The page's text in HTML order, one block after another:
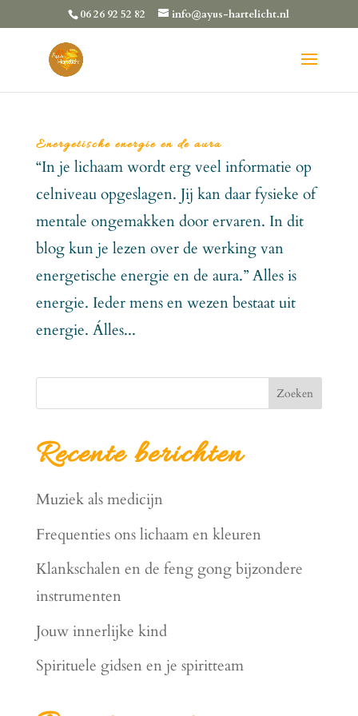
06 26 92 52 82 info@ayus-hartelicht.nl
Energetische energie en de aura
“In je lichaam wordt erg veel informatie op
celniveau opgeslagen. Jij kan daar fysieke of
mentale ongemakken door ervaren. In dit
blog kun je lezen over de werking van
energetische energie en de aura.” Alles is
energie. Ieder mens en wezen bestaat uit
energie. Álles...
Zoeken
Recente berichten
Muziek als medicijn
Frequenties ons lichaam en kleuren
Klankschalen en de feng gong bijzondere
instrumenten
Jouw innerlijke kind
Spirituele gidsen en je spiritteam